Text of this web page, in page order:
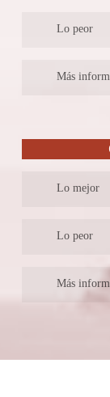
las demandas
Lo peor
Más
ganados con
cada semana
Lo mejor
legales como
Lo peor
Más
más, ¡Reclama